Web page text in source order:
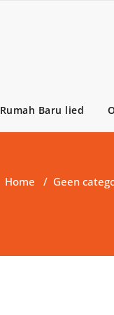
Rumah Baru lied
Home / Geen